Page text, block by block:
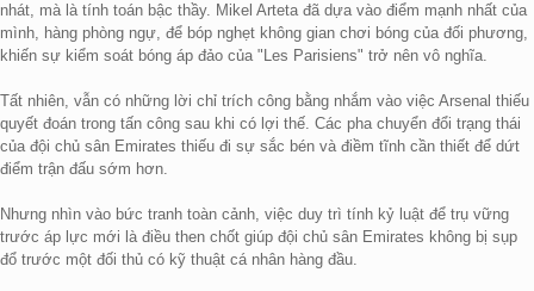
nhát, mà là tính toán bậc thầy. Mikel Arteta đã dựa vào điểm mạnh nhất của
mình, hàng phòng ngự, để bóp nghẹt không gian chơi bóng của đối phương,
khiến sự kiểm soát bóng áp đảo của "Les Parisiens" trở nên vô nghĩa.
Tất nhiên, vẫn có những lời chỉ trích công bằng nhắm vào việc Arsenal thiếu
quyết đoán trong tấn công sau khi có lợi thế. Các pha chuyển đổi trạng thái
của đội chủ sân Emirates thiếu đi sự sắc bén và điềm tĩnh cần thiết để dứt
điểm trận đấu sớm hơn.
Nhưng nhìn vào bức tranh toàn cảnh, việc duy trì tính kỷ luật để trụ vững
trước áp lực mới là điều then chốt giúp đội chủ sân Emirates không bị sụp
đổ trước một đối thủ có kỹ thuật cá nhân hàng đầu.